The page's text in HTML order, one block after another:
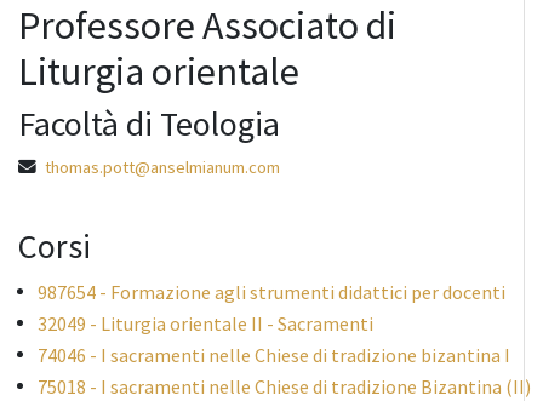
Professore Associato di
Liturgia orientale
Facoltà di Teologia
thomas.pott@anselmianum.com
Corsi
987654 - Formazione agli strumenti didattici per docenti
32049 - Liturgia orientale II - Sacramenti
74046 - I sacramenti nelle Chiese di tradizione bizantina I
75018 - I sacramenti nelle Chiese di tradizione Bizantina (II)